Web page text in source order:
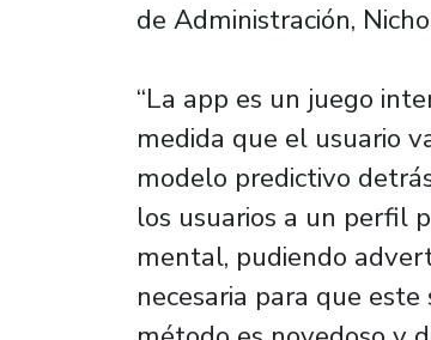
de Administración,
“La app es un juego
medida que el usuario
modelo predictivo
los usuarios a un perfil
mental, pudiendo
necesaria para que